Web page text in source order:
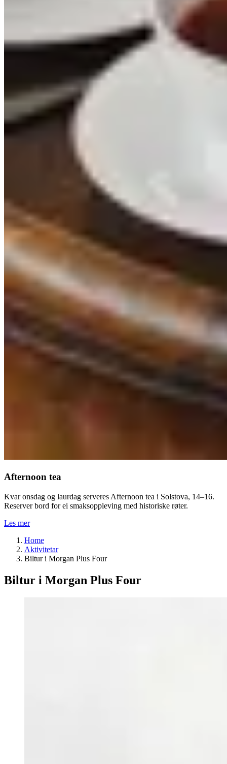
Afternoon tea
Kvar onsdag og laurdag serveres Afternoon tea i Solstova, 14–16.
Reserver bord for ei smaksoppleving med historiske røter.
Les mer
Home
Aktivitetar
Biltur i Morgan Plus Four
Biltur i Morgan Plus Four